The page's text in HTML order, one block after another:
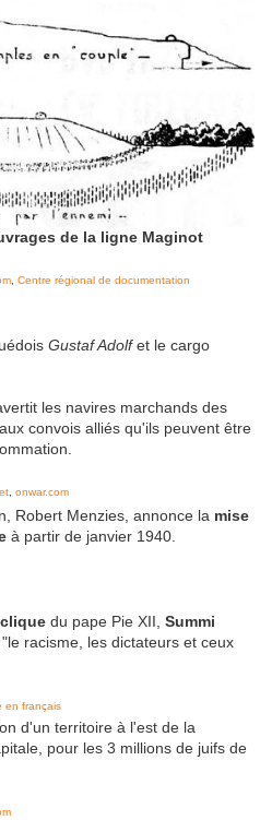
de la ligne Maginot
Centre régional de documentation
Gustaf Adolfet le cargo
les navires marchands des
convois alliés qu'ils peuvent être
onwar.com
Robert Menzies, annonce la mise
à partir de janvier 1940.
du pape Pie XII, Summi
"le racisme, les dictateurs et ceux
en français
d'un territoire à l'est de la
pour les 3 millions de juifs de